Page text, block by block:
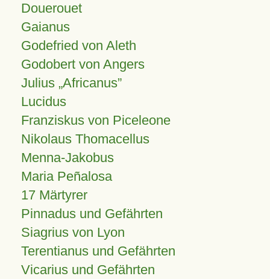
Douerouet
Gaianus
Godefried von Aleth
Godobert von Angers
Julius Africanus
Lucidus
Franziskus von Piceleone
Nikolaus Thomacellus
Menna-Jakobus
Maria Peñalosa
17 Märtyrer
Pinnadus und Gefährten
Siagrius von Lyon
Terentianus und Gefährten
Vicarius und Gefährten